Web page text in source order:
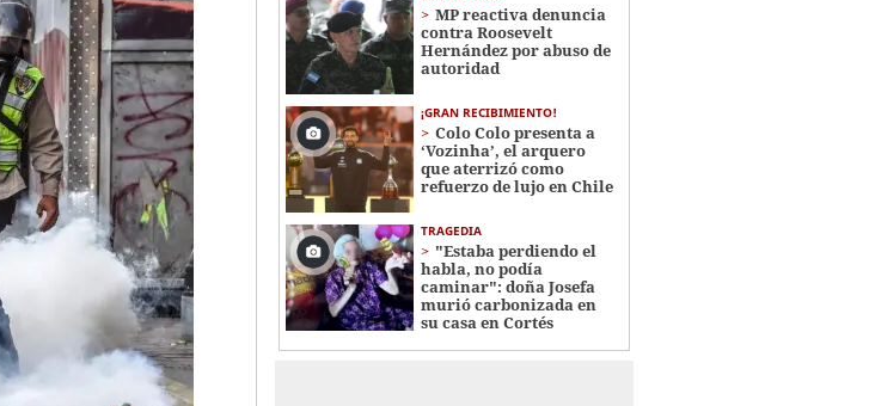
MP reactiva denuncia
contra Roosevelt
Hernández por abuso de
autoridad
¡GRAN RECIBIMIENTO!
Colo Colo presenta a
‘Vozinha’, el arquero
que aterrizó como
refuerzo de lujo en Chile
TRAGEDIA
"Estaba perdiendo el
habla, no podía
caminar": doña Josefa
murió carbonizada en
su casa en Cortés